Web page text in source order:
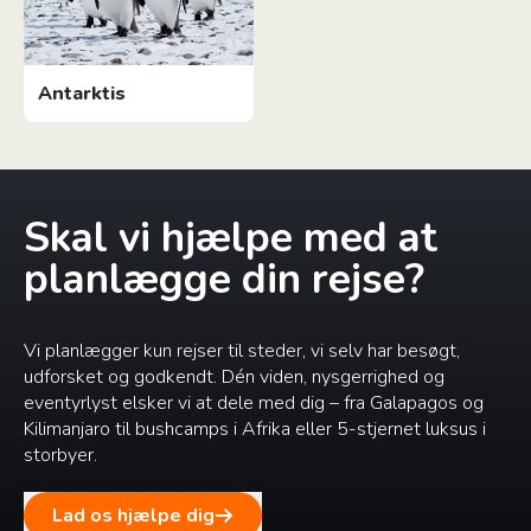
Antarktis
Skal vi hjælpe med at
planlægge din rejse?
Vi planlægger kun rejser til steder, vi selv har besøgt,
udforsket og godkendt. Dén viden, nysgerrighed og
eventyrlyst elsker vi at dele med dig – fra Galapagos og
Kilimanjaro til bushcamps i Afrika eller 5-stjernet luksus i
storbyer.
Lad os hjælpe dig